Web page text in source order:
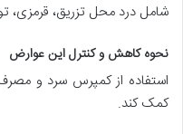
شامل درد محل تزریق،
نحوه کاهش و کنترل این عوارض
استفاده از کمپرس سرد و
کمک کند.